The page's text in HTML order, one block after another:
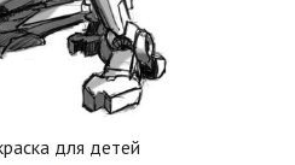
для детей